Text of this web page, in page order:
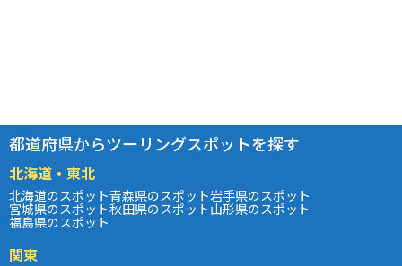
都道府県からツーリングスポットを探す
北海道・東北
北海道のスポット青森県のスポット岩手県のスポット
宮城県のスポット秋田県のスポット山形県のスポット
福島県のスポット
関東